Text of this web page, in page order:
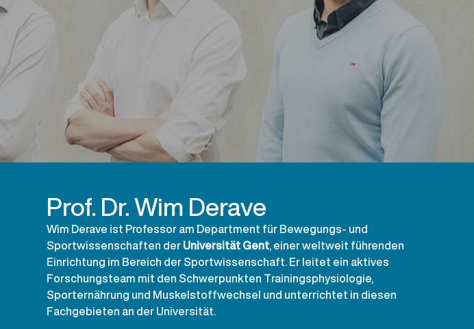
Prof. Dr. Wim Derave
Wim Derave ist Professor am Department für Bewegungs- und
Sportwissenschaften derUniversität Gent, einer weltweit führenden
Einrichtung im Bereich der Sportwissenschaft. Er leitet ein aktives
Forschungsteam mit den Schwerpunkten Trainingsphysiologie,
Sporternährung und Muskelstoffwechsel und unterrichtet in diesen
Fachgebieten an der Universität.